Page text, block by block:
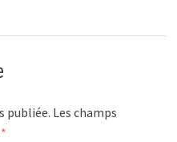
publiée. Les champs
*